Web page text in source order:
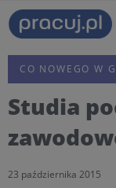
CO NOWEGO W
Studia
23 października 2015